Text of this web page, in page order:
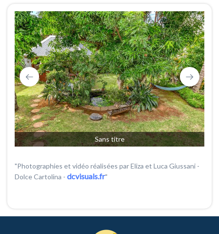
Sans titre
"Photographies et vidéo réalisées par Eliza et Luca Giussani -
Dolce Cartolina - dcvisuals.fr"